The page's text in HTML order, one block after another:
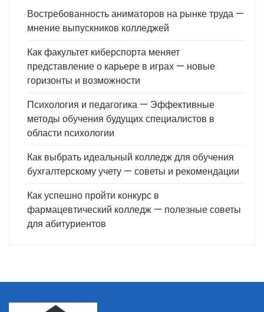
Востребованность аниматоров на рынке труда —
мнение выпускников колледжей
Как факультет киберспорта меняет
представление о карьере в играх — новые
горизонты и возможности
Психология и педагогика — Эффективные
методы обучения будущих специалистов в
области психологии
Как выбрать идеальный колледж для обучения
бухгалтерскому учету — советы и рекомендации
Как успешно пройти конкурс в
фармацевтический колледж — полезные советы
для абитуриентов